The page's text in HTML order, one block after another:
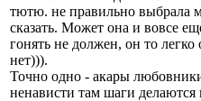
тютю. не правильно выбрала
сказать. Может она и вовсе
гонять не должен, он то
нет))).
Точно одно - акары
ненависти там шаги делаются